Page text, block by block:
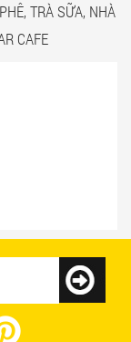
TRÀ SỮA, NHÀ
CAFE